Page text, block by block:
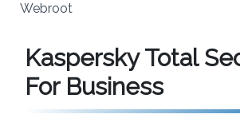
Kaspersky Total
For Business
Webroot